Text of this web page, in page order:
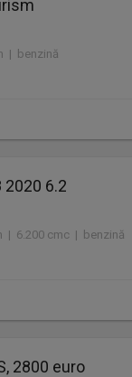
| benzină
2020 6.2
| 6.200 cmc | benzină
2800 euro